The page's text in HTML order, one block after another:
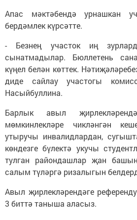
Апас мәктәбендә урнашкан
бердәмлек күрсәтте.
- Безнең участок иң
сынатмадылар. Бюллетень
күңел белән көттек.
диде сайлау участогы
Насыйбуллина.
Барлык авыл
мөмкинлекләре чикләнгән
утыручы инвалидлардан,
көндезге бүлектә укучы
тулган райондашлар җан
салым түләргә ризалыгын
Авыл җирлекләрендәге
3 биттә таныша аласыз.